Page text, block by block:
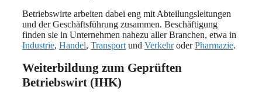
Betriebswirte arbeiten dabei eng mit Abteilungsleitungen
und der Geschäftsführung zusammen. Beschäftigung
finden sie in Unternehmen nahezu aller Branchen, etwa in
Industrie, Handel, Transport und VerkehroderPharmazie.
Weiterbildung zum Geprüften
Betriebswirt (IHK)